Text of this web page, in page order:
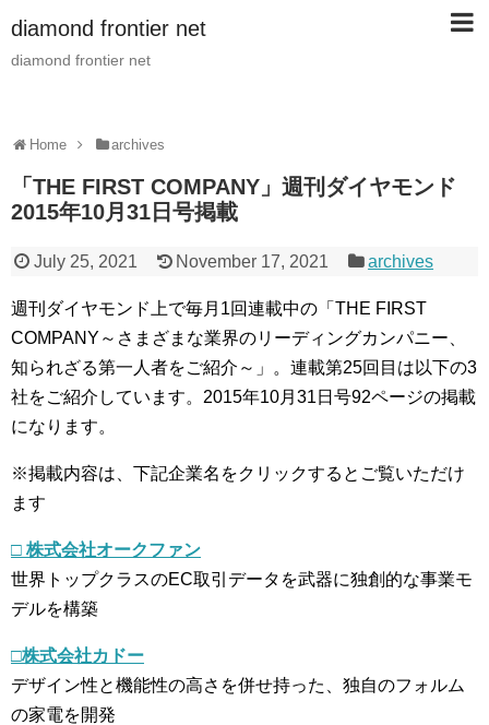
diamond frontier net
diamond frontier net
Home archives
「THE FIRST COMPANY」週刊ダイヤモンド
2015年10月31日号掲載
July 25, 2021 November 17, 2021 archives
週刊ダイヤモンド上で毎月1回連載中の「THE FIRST
COMPANY～さまざまな業界のリーディングカンパニー、
知られざる第一人者をご紹介～」。連載第25回目は以下の3
社をご紹介しています。2015年10月31日号92ページの掲載
になります。
※掲載内容は、下記企業名をクリックするとご覧いただけ
ます
□ 株式会社オークファン
世界トップクラスのEC取引データを武器に独創的な事業モ
デルを構築
□株式会社カドー
デザイン性と機能性の高さを併せ持った、独自のフォルム
の家電を開発